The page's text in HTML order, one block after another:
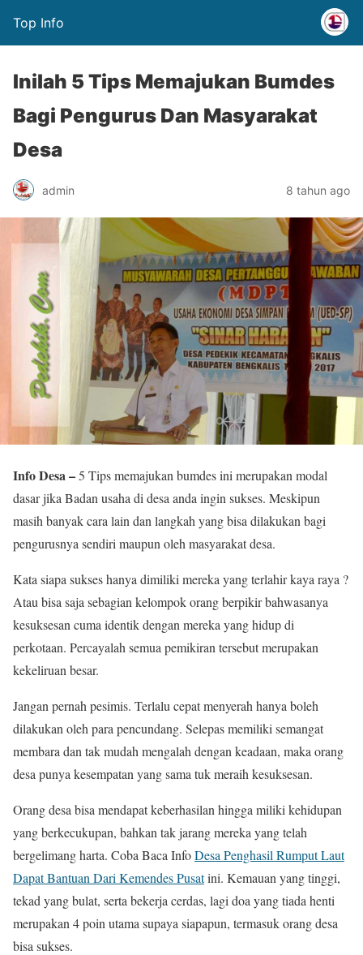
Top Info
Inilah 5 Tips Memajukan Bumdes
Bagi Pengurus Dan Masyarakat
Desa
admin 8 tahun ago
Info Desa –5 Tips memajukan bumdes ini merupakan modal
dasar jika Badan usaha di desa anda ingin sukses. Meskipun
masih banyak cara lain dan langkah yang bisa dilakukan bagi
pengurusnya sendiri maupun oleh masyarakat desa.
Kata siapa sukses hanya dimiliki mereka yang terlahir kaya raya ?
Atau bisa saja sebagian kelompok orang berpikir bahwasanya
kesuksesan cuma identik dengan mereka yang hidup di
perkotaan. Percayalah semua pemikiran tersebut merupakan
kekeliruan besar.
Jangan pernah pesimis. Terlalu cepat menyerah hanya boleh
dilakukan oleh para pencundang. Selepas memiliki semangat
membara dan tak mudah mengalah dengan keadaan, maka orang
desa punya kesempatan yang sama tuk meraih kesuksesan.
Orang desa bisa mendapat keberhasilan hingga miliki kehidupan
yang berkecukupan, bahkan tak jarang mereka yang telah
bergelimang harta. Coba Baca InfoDesa Penghasil Rumput Laut
Dapat Bantuan Dari Kemendes Pusatini. Kemauan yang tinggi,
tekad yang bulat, serta bekerja cerdas, lagi doa yang tiada henti
merupakan 4 poin utama supaya siapapun, termasuk orang desa
bisa sukses.